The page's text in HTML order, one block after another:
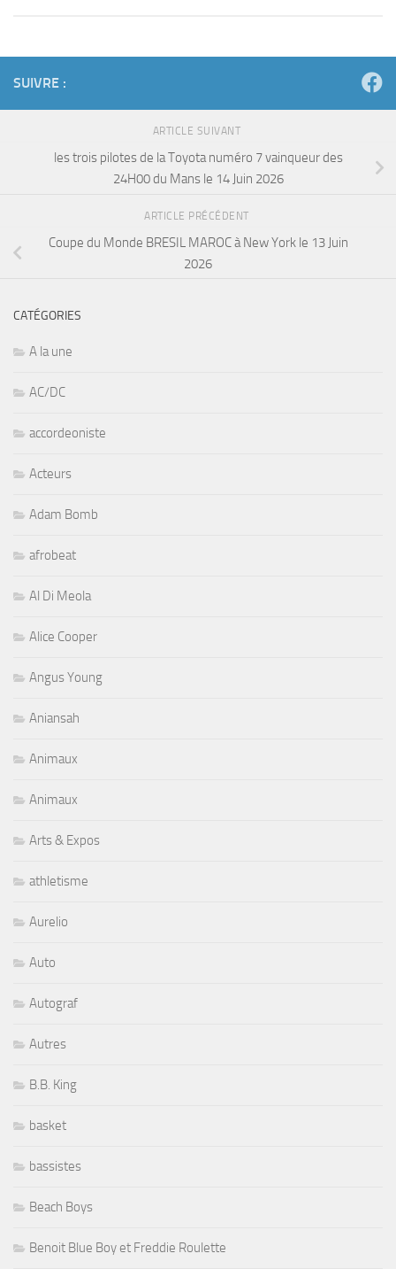
SUIVRE :
ARTICLE SUIVANT
les trois pilotes de la Toyota numéro 7 vainqueur des
24H00 du Mans le 14 Juin 2026
ARTICLE PRÉCÉDENT
Coupe du Monde BRESIL MAROC à New York le 13 Juin
2026
CATÉGORIES
A la une
AC/DC
accordeoniste
Acteurs
Adam Bomb
afrobeat
Al Di Meola
Alice Cooper
Angus Young
Aniansah
Animaux
Animaux
Arts & Expos
athletisme
Aurelio
Auto
Autograf
Autres
B.B. King
basket
bassistes
Beach Boys
Benoit Blue Boy et Freddie Roulette